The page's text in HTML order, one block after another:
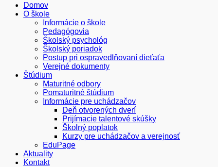
Domov
O škole
Informácie o škole
Pedagógovia
Školský psychológ
Školský poriadok
Postup pri ospravedlňovaní dieťaťa
Verejné dokumenty
Štúdium
Maturitné odbory
Pomaturitné štúdium
Informácie pre uchádzačov
Deň otvorených dverí
Prijímacie talentové skúšky
Školný poplatok
Kurzy pre uchádzačov a verejnosť
EduPage
Aktuality
Kontakt